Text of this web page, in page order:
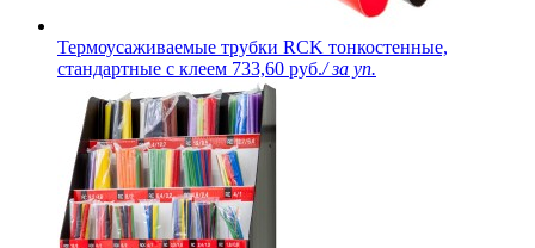
Термоусаживаемые трубки RCK тонкостенные,
стандартные с клеем 733,60 руб./ за уп.